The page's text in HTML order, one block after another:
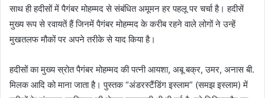
साथ ही हदीसों में पैगंबर मोहम्मद से संबंधित अमूमन हर पहलू पर चर्चा है। हदीसें
मुख्य रूप से रवायतें हैं जिनमें पैगंबर मोहम्मद के करीब रहने वाले लोगों ने उन्हें
मुखतलफ मौकों पर अपने तरीके से याद किया है।
हदीसों का मुख्य स्रोत पैगंबर मोहम्मद की पत्नी आयशा, अबू बक्र, उमर, अनास बी.
मिलक आदि को माना जाता है। पुस्तक “अंडरस्टैंडिंग इस्लाम” (समझ इस्लाम) में